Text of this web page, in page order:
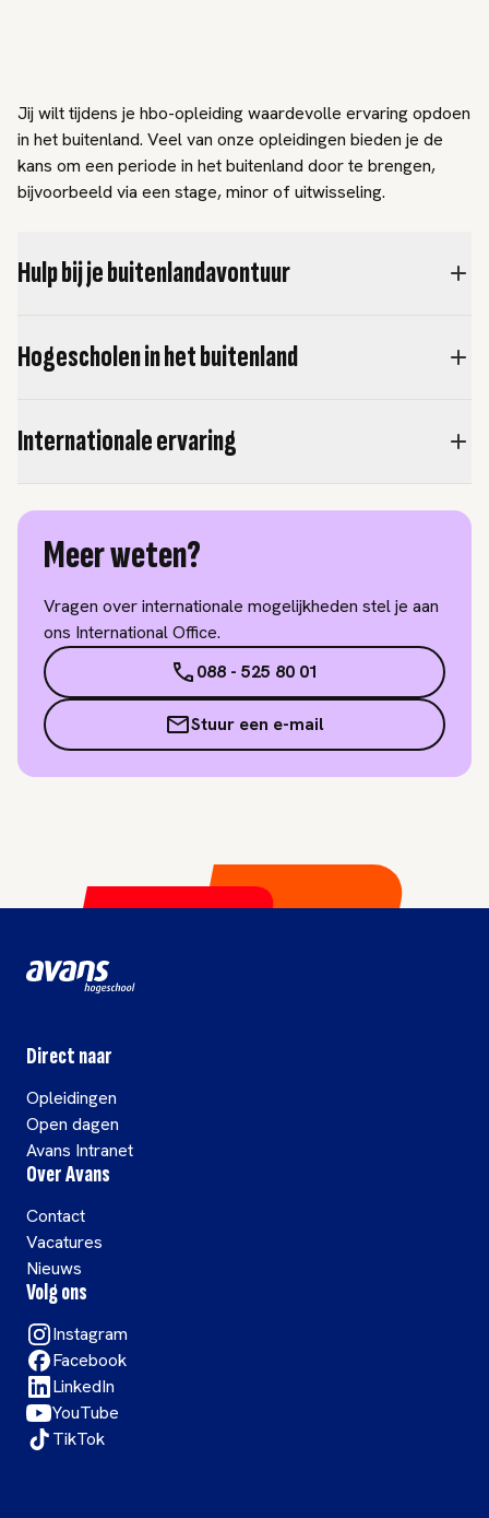
Jij wilt tijdens je hbo-opleiding waardevolle ervaring opdoen
in het buitenland. Veel van onze opleidingen bieden je de
kans om een periode in het buitenland door te brengen,
bijvoorbeeld via een stage, minor of uitwisseling.
Hulp bij je buitenlandavontuur
Hogescholen in het buitenland
Internationale ervaring
Meer weten?
Vragen over internationale mogelijkheden stel je aan
ons International Office.
088 - 525 80 01
Stuur een e-mail
Direct naar
Opleidingen
Open dagen
Avans Intranet
Over Avans
Contact
Vacatures
Nieuws
Volg ons
Instagram
Facebook
LinkedIn
YouTube
TikTok